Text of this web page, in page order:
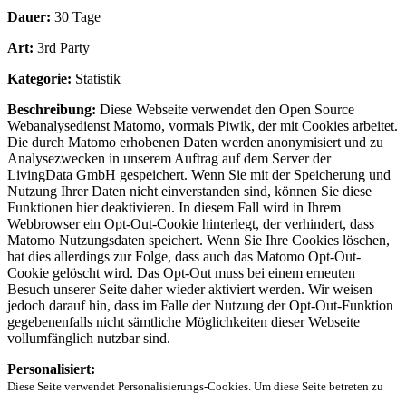
Dauer: 30 Tage
Art: 3rd Party
Kategorie: Statistik
Beschreibung: Diese Webseite verwendet den Open Source
Webanalysedienst Matomo, vormals Piwik, der mit Cookies arbeitet.
Die durch Matomo erhobenen Daten werden anonymisiert und zu
Analysezwecken in unserem Auftrag auf dem Server der
LivingData GmbH gespeichert. Wenn Sie mit der Speicherung und
Nutzung Ihrer Daten nicht einverstanden sind, können Sie diese
Funktionen hier deaktivieren. In diesem Fall wird in Ihrem
Webbrowser ein Opt-Out-Cookie hinterlegt, der verhindert, dass
Matomo Nutzungsdaten speichert. Wenn Sie Ihre Cookies löschen,
hat dies allerdings zur Folge, dass auch das Matomo Opt-Out-
Cookie gelöscht wird. Das Opt-Out muss bei einem erneuten
Besuch unserer Seite daher wieder aktiviert werden. Wir weisen
jedoch darauf hin, dass im Falle der Nutzung der Opt-Out-Funktion
gegebenenfalls nicht sämtliche Möglichkeiten dieser Webseite
vollumfänglich nutzbar sind.
Personalisiert:
Diese Seite verwendet Personalisierungs-Cookies. Um diese Seite betreten zu